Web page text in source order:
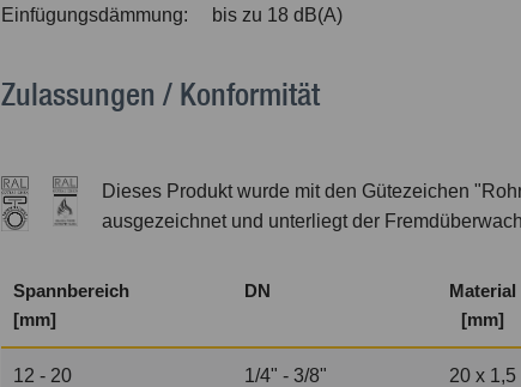
Einfügungsdämmung:
bis zu 18 dB(A)
Zulassungen / Konformität
Dieses Produkt wurde mit den Gütezeichen
ausgezeichnet und unterliegt der
Spannbereich
[mm]
DN
Material
[mm]
12 - 20 1/4" - 3/8" 20 x 1,5